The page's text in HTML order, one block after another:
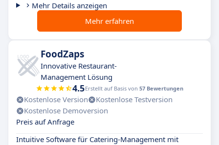
Mehr Details anzeigen
Mehr erfahren
FoodZaps
Innovative Restaurant-
Management Lösung
4.5Erstellt auf Basis von 57 Bewertungen
Kostenlose Version
Kostenlose Testversion
Kostenlose Demoversion
Preis auf Anfrage
Intuitive Software für Catering-Management mit